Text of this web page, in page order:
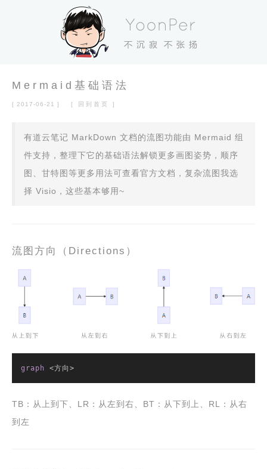
Mermaid基础语法
[ 2017-06-21 ] [ 回到首页 ]
有道云笔记 MarkDown 文档的流图功能由 Mermaid 组
件支持，整理下它的基础语法解锁更多画图姿势，顺序
图、甘特图等更多用法可查看官方文档，复杂流图我选
择 Visio，这些基本够用~
流图方向（Directions）
graph <方向>
TB：从上到下、LR：从左到右、BT：从下到上、RL：从右
到左